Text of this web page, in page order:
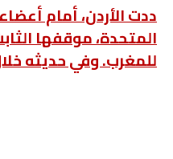
المتحدة، موقفها
للمغرب. وفي حديثه